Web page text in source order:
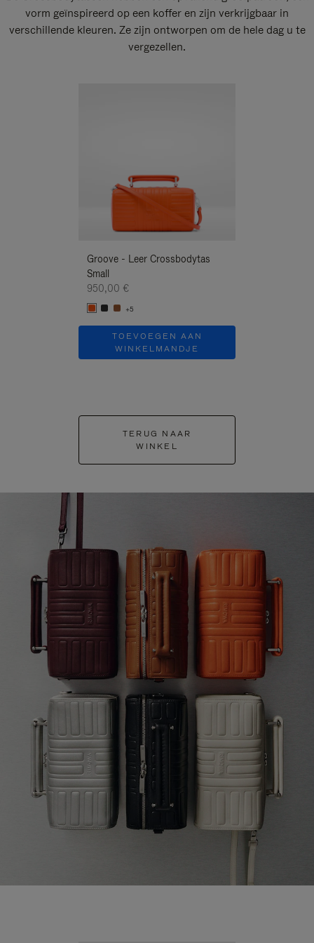
vorm geïnspireerd op een koffer en zijn verkrijgbaar in
verschillende kleuren. Ze zijn ontworpen om de hele dag u te
vergezellen.
Groove - Leer Crossbodytas
Small
950,00 €
+5
TOEVOEGEN AAN
WINKELMANDJE
TERUG NAAR
WINKEL